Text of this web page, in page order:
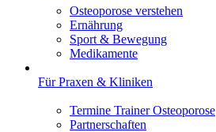
Osteoporose verstehen
Ernährung
Sport & Bewegung
Medikamente
Für Praxen & Kliniken
Termine Trainer Osteoporose
Partnerschaften